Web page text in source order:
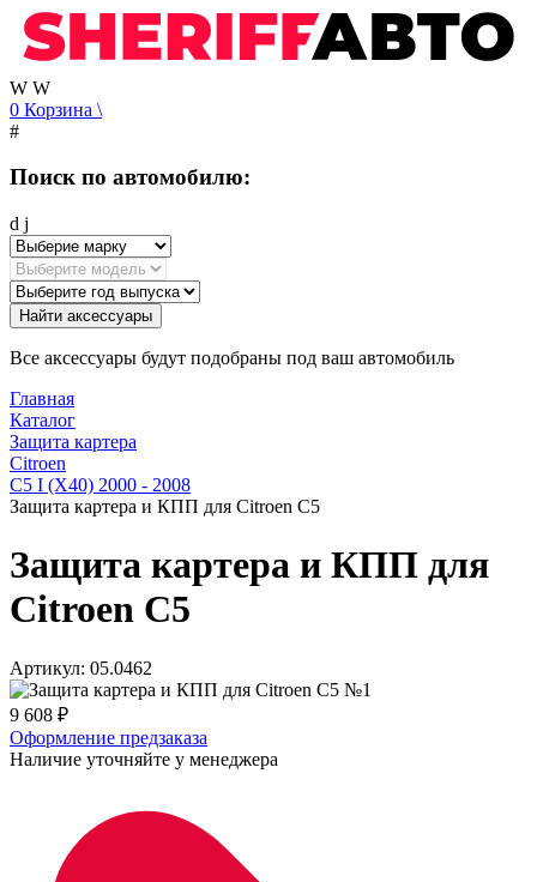
W W
0 Корзина \
#
Поиск по автомобилю:
d j
Найти аксессуары
Все аксессуары будут подобраны под ваш автомобиль
Главная
Каталог
Защита картера
Citroen
C5 I (X40) 2000 - 2008
Защита картера и КПП для Citroen C5
Защита картера и КПП для
Citroen C5
Артикул: 05.0462
9 608 ₽
Оформление предзаказа
Наличие уточняйте у менеджера